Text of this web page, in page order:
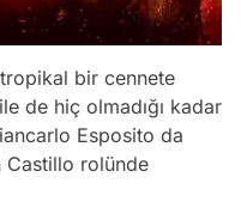
bir cennete
de hiç olmadığı kadar
Esposito da
Castillo rolünde